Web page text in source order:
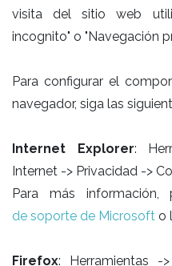
visita del sitio web
incognito" o "Navegación
Para configurar el
navegador, siga las
Internet Explorer:
Internet -> Privacidad ->
Para más
de soporte de Microsoft o
Firefox: Herramientas -